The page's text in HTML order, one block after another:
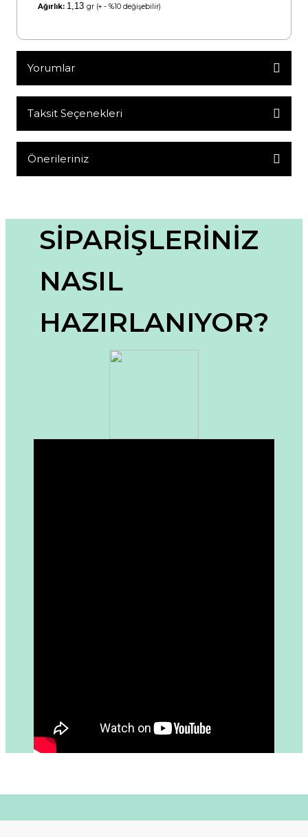
Ağırlık: 1,13 gr (+ - %10 değişebilir)
Yorumlar
Bu ürüne ilk yorumu siz yapın!
Taksit Seçenekleri
Önerileriniz
Görüş ve önerileriniz için teşekkür ederiz.
Ürün resmi kalitesiz, bozuk veya görüntülenemiyor.
Ürün açıklamasında eksik bilgiler bulunuyor.
Ürün fiyatı diğer sitelerden daha pahalı.
Bu ürüne benzer farklı alternatifler olmalı.
SİPARİŞLERİNİZ
NASIL
HAZIRLANIYOR?